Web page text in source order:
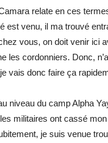
relate en ces
est venu, il ma trouvé
vous, on doit venir ici
les cordonniers. Donc,
vais donc faire ça
niveau du camp Alpha
militaires ont cassé
je suis venue